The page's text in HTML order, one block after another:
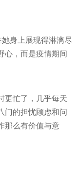
她身上展现得淋漓尽
心，而是疫情期间
更忙了，几乎每天
门的担忧顾虑和问
那么有价值与意